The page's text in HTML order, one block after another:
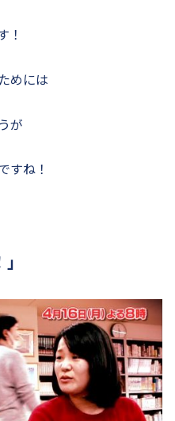
！
めには
が
すね！